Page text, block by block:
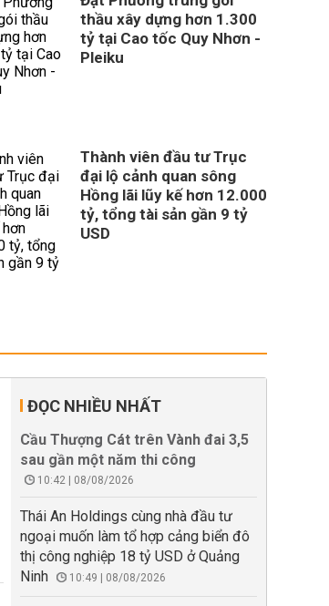
thầu xây dựng hơn 1.300
tỷ tại Cao tốc Quy Nhơn -
Pleiku
Thành viên đầu tư Trục
đại lộ cảnh quan sông
Hồng lãi lũy kế hơn 12.000
tỷ, tổng tài sản gần 9 tỷ
USD
ĐỌC NHIỀU NHẤT
Cầu Thượng Cát trên Vành đai 3,5
sau gần một năm thi công
10:42 | 08/08/2026
Thái An Holdings cùng nhà đầu tư
ngoại muốn làm tổ hợp cảng biển đô
thị công nghiệp 18 tỷ USD ở Quảng
Ninh
10:49 | 08/08/2026